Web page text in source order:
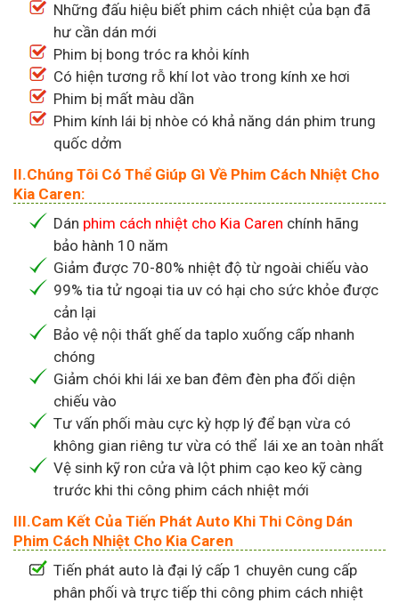
Những đấu hiệu biết phim cách nhiệt của bạn đã
hư cần dán mới
Phim bị bong tróc ra khỏi kính
Có hiện tương rỗ khí lot vào trong kính xe hơi
Phim bị mất màu dần
Phim kính lái bị nhòe có khả năng dán phim trung
quốc dởm
II.Chúng Tôi Có Thể Giúp Gì Về Phim Cách Nhiệt Cho
Kia Caren:
Dán phim cách nhiệt cho Kia Caren chính hãng
bảo hành 10 năm
Giảm được 70-80% nhiệt độ từ ngoài chiếu vào
99% tia tử ngoại tia uv có hại cho sức khỏe được
cản lại
Bảo vệ nội thất ghế da taplo xuống cấp nhanh
chóng
Giảm chói khi lái xe ban đêm đèn pha đối diện
chiếu vào
Tư vấn phối màu cực kỳ hợp lý để bạn vừa có
không gian riêng tư vừa có thể lái xe an toàn nhất
Vệ sinh kỹ ron cửa và lột phim cạo keo kỹ càng
trước khi thi công phim cách nhiệt mới
III.Cam Kết Của Tiến Phát Auto Khi Thi Công Dán
Phim Cách Nhiệt Cho Kia Caren
Tiến phát auto là đại lý cấp 1 chuyên cung cấp
phân phối và trực tiếp thi công phim cách nhiệt